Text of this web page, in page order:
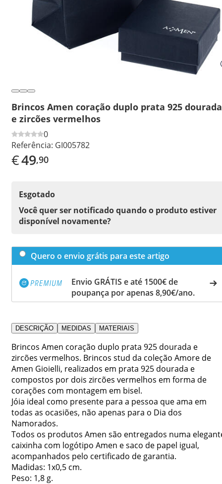
Brincos Amen coração duplo prata 925 dourada
e zircões vermelhos
0
Referência: GI005782
€49,90
Esgotado
Você quer ser notificado quando o produto estiver
disponível novamente?
Quero o envio grátis para este artigo
Envio GRÁTIS e até 1500€ de
poupança por apenas 8,90€/ano.
DESCRIÇÃO MEDIDAS MATERIAIS
Brincos Amen coração duplo prata 925 dourada e
zircões vermelhos. Brincos stud da coleção Amore de
Amen Gioielli, realizados em prata 925 dourada e
compostos por dois zircões vermelhos em forma de
corações com montagem em bisel.
Jóia ideal como presente para a pessoa que ama em
todas as ocasiões, não apenas para o Dia dos
Namorados.
Todos os produtos Amen são entregados numa
caixinha com logótipo Amen e saco de papel igual,
acompanhados pelo certificado de garantia.
Madidas: 1x0,5 cm.
Peso: 1,8 g.